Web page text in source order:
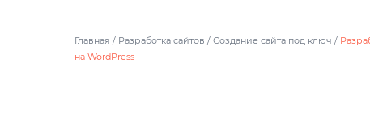
Главная / Разработка сайтов / Создание сайта под ключ /
на WordPress